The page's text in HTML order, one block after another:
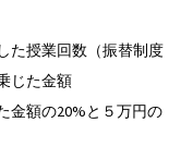
た授業回数（振替制度
じた金額
金額の20%と５万円の